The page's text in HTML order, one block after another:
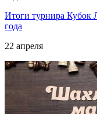
Итоги турнира Кубок
года
22 апреля